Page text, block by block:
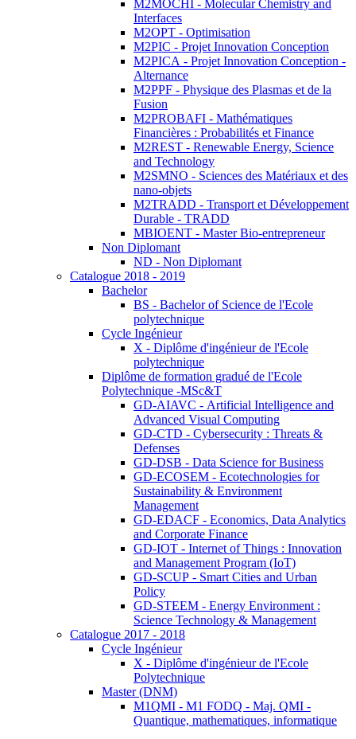
M2MOCHI - Molecular Chemistry and
Interfaces
M2OPT - Optimisation
M2PIC - Projet Innovation Conception
M2PICA - Projet Innovation Conception -
Alternance
M2PPF - Physique des Plasmas et de la
Fusion
M2PROBAFI - Mathématiques
Financières : Probabilités et Finance
M2REST - Renewable Energy, Science
and Technology
M2SMNO - Sciences des Matériaux et des
nano-objets
M2TRADD - Transport et Développement
Durable - TRADD
MBIOENT - Master Bio-entrepreneur
Non Diplomant
ND - Non Diplomant
Catalogue 2018 - 2019
Bachelor
BS - Bachelor of Science de l'Ecole
polytechnique
Cycle Ingénieur
X - Diplôme d'ingénieur de l'Ecole
polytechnique
Diplôme de formation gradué de l'Ecole
Polytechnique -MSc&T
GD-AIAVC - Artificial Intelligence and
Advanced Visual Computing
GD-CTD - Cybersecurity : Threats &
Defenses
GD-DSB - Data Science for Business
GD-ECOSEM - Ecotechnologies for
Sustainability & Environment
Management
GD-EDACF - Economics, Data Analytics
and Corporate Finance
GD-IOT - Internet of Things : Innovation
and Management Program (IoT)
GD-SCUP - Smart Cities and Urban
Policy
GD-STEEM - Energy Environment :
Science Technology & Management
Catalogue 2017 - 2018
Cycle Ingénieur
X - Diplôme d'ingénieur de l'Ecole
Polytechnique
Master (DNM)
M1QMI - M1 FODQ - Maj. QMI -
Quantique, mathematiques, informatique